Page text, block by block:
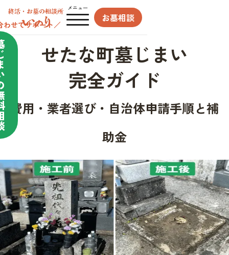
メニュー
お墓相談
わせてサポート／
せたな町墓じまい
完全ガイド
費用・業者選び・自治体申請手順と補
助金